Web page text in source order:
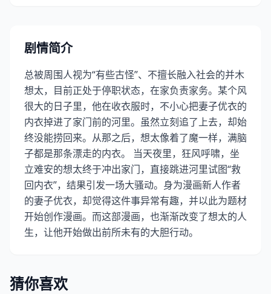
剧情简介
总被周围人视为“有些古怪”、不擅长融入社会的并木
想太，目前正处于停职状态，在家负责家务。某个风
很大的日子里，他在收衣服时，不小心把妻子优衣的
内衣掉进了家门前的河里。虽然立刻追了上去，却始
终没能捞回来。从那之后，想太像着了魔一样，满脑
子都是那条漂走的内衣。 当天夜里，狂风呼啸，坐
立难安的想太终于冲出家门，直接跳进河里试图“救
回内衣”，结果引发一场大骚动。身为漫画新人作者
的妻子优衣，却觉得这件事异常有趣，并以此为题材
开始创作漫画。而这部漫画，也渐渐改变了想太的人
生，让他开始做出前所未有的大胆行动。
猜你喜欢